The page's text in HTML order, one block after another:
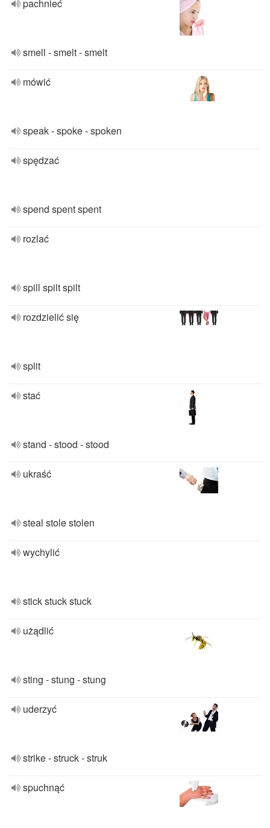
pachnieć
smell - smelt - smelt
mówić
speak - spoke - spoken
spędzać
spend spent spent
rozlać
spill spilt spilt
rozdzielić się
split
stać
stand - stood - stood
ukraść
steal stole stolen
wychylić
stick stuck stuck
użądlić
sting - stung - stung
uderzyć
strike - struck - struk
spuchnąć